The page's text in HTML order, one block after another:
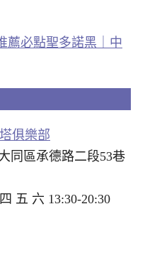
薦必點聖多諾黑｜中
俱樂部
同區承德路二段53巷
五 六 13:30-20:30